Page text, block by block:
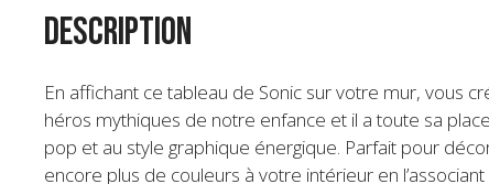
Description
En affichant ce tableau de Sonic sur votre mur, vous
héros mythiques de notre enfance et il a toute sa
pop et au style graphique énergique. Parfait pour
encore plus de couleurs à votre intérieur en